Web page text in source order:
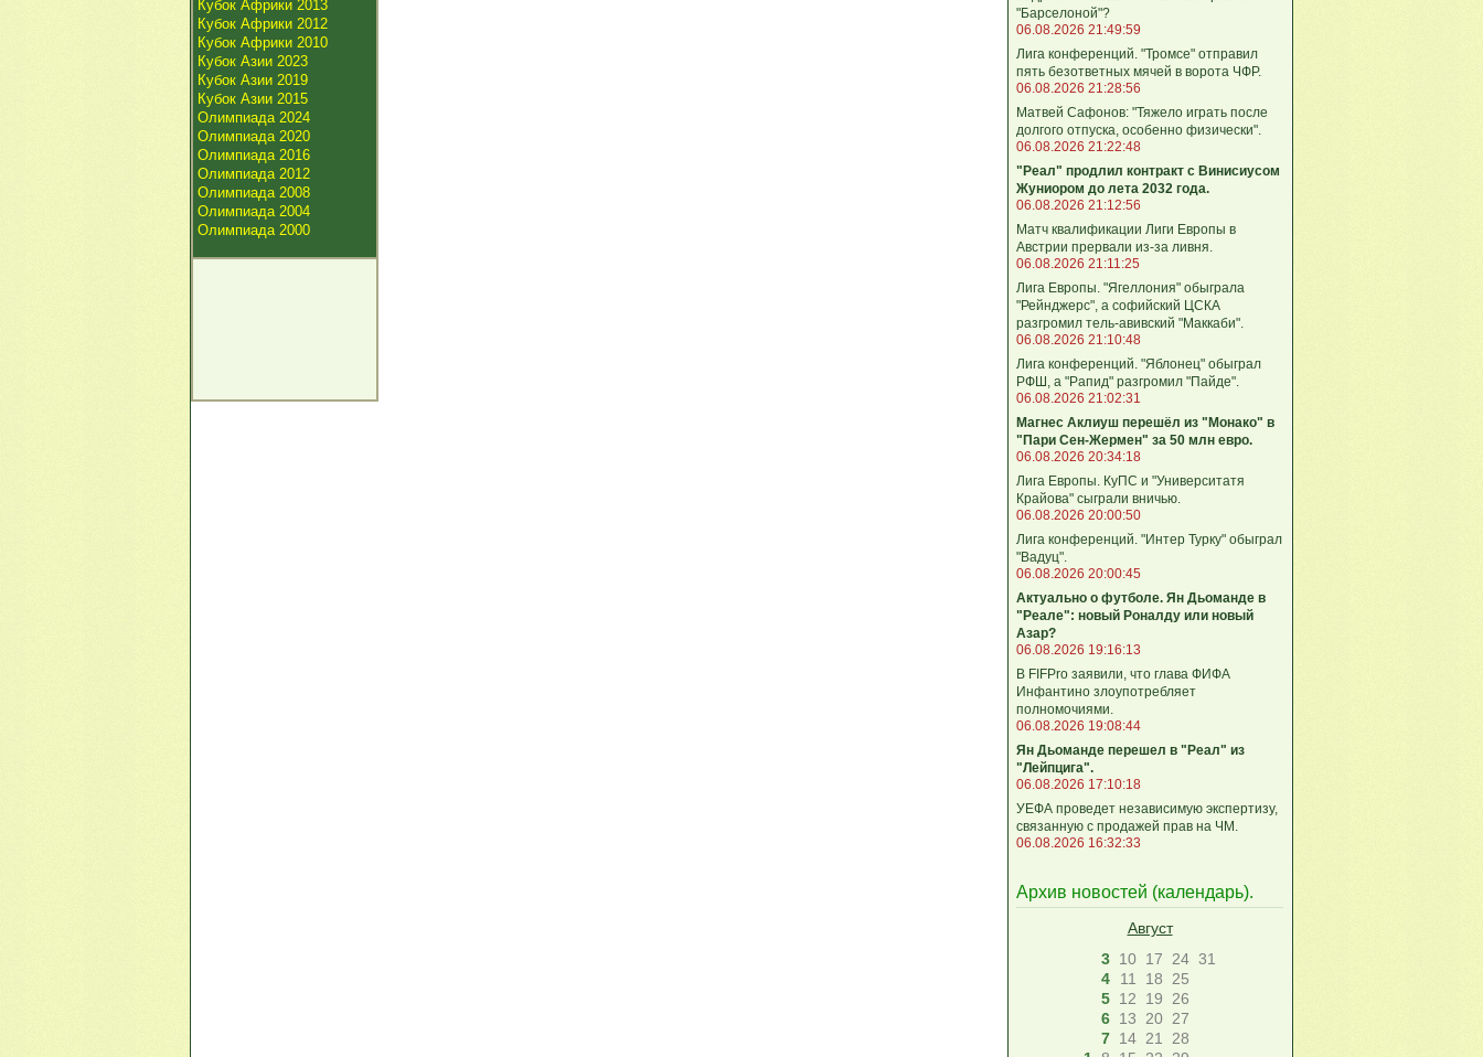
Кубок Африки 2013
Кубок Африки 2012
Кубок Африки 2010
Кубок Азии 2023
Кубок Азии 2019
Кубок Азии 2015
Олимпиада 2024
Олимпиада 2020
Олимпиада 2016
Олимпиада 2012
Олимпиада 2008
Олимпиада 2004
Олимпиада 2000
"Барселоной"?
06.08.2026 21:49:59
Лига конференций. "Тромсе" отправил
пять безответных мячей в ворота ЧФР.
06.08.2026 21:28:56
Матвей Сафонов: "Тяжело играть после
долгого отпуска, особенно физически".
06.08.2026 21:22:48
"Реал" продлил контракт с Винисиусом
Жуниором до лета 2032 года.
06.08.2026 21:12:56
Матч квалификации Лиги Европы в
Австрии прервали из-за ливня.
06.08.2026 21:11:25
Лига Европы. "Ягеллония" обыграла
"Рейнджерс", а софийский ЦСКА
разгромил тель-авивский "Маккаби".
06.08.2026 21:10:48
Лига кoнференций. "Яблонец" обыграл
РФШ, а "Рапид" разгромил "Пайде".
06.08.2026 21:02:31
Магнес Аклиуш перешёл из "Монако" в
"Пари Сен-Жермен" за 50 млн евро.
06.08.2026 20:34:18
Лига Европы. КуПС и "Университатя
Крайова" сыграли вничью.
06.08.2026 20:00:50
Лига конференций. "Интер Турку" обыграл
"Вадуц".
06.08.2026 20:00:45
Актуально о футболе. Ян Дьоманде в
"Реале": новый Роналду или новый
Азар?
06.08.2026 19:16:13
В FIFPro заявили, что глава ФИФА
Инфантино злоупотребляет
полномочиями.
06.08.2026 19:08:44
Ян Дьоманде перешел в "Реал" из
"Лейпцига".
06.08.2026 17:10:18
УЕФА проведет независимую экспертизу,
связанную с продажей прав на ЧМ.
06.08.2026 16:32:33
Архив новостей (календарь).
Август
3 10 17 24 31
4
11 18
25
5 12 19
26
6 13 20 27
7 14 21
28